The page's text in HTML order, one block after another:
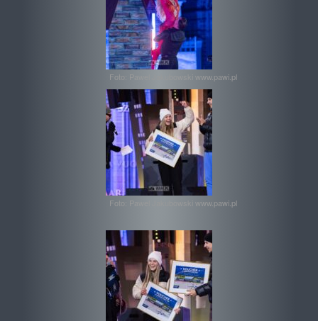
Foto: Pawel Jakubowski www.pawi.pl
Foto: Pawel Jakubowski www.pawi.pl